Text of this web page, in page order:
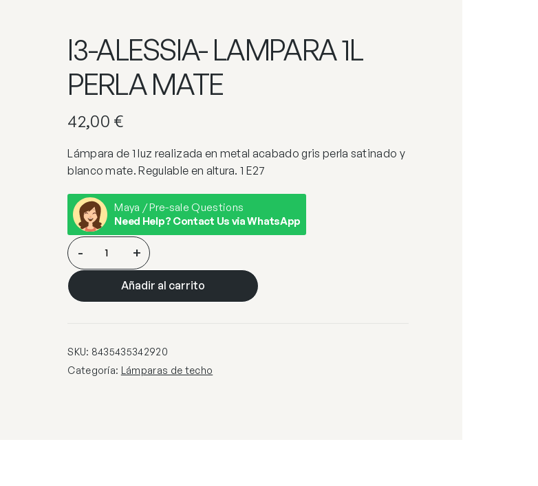
I3-ALESSIA- LAMPARA 1L
PERLA MATE
42,00 €
Lámpara de 1 luz realizada en metal acabado gris perla satinado y
blanco mate. Regulable en altura. 1 E27
Maya / Pre-sale Questions
Need Help? Contact Us via WhatsApp
I3-
ALESSIA-
LAMPARA
1L
cantidad
- +
Añadir al carrito
SKU: 8435435342920
Categoría: Lámparas de techo